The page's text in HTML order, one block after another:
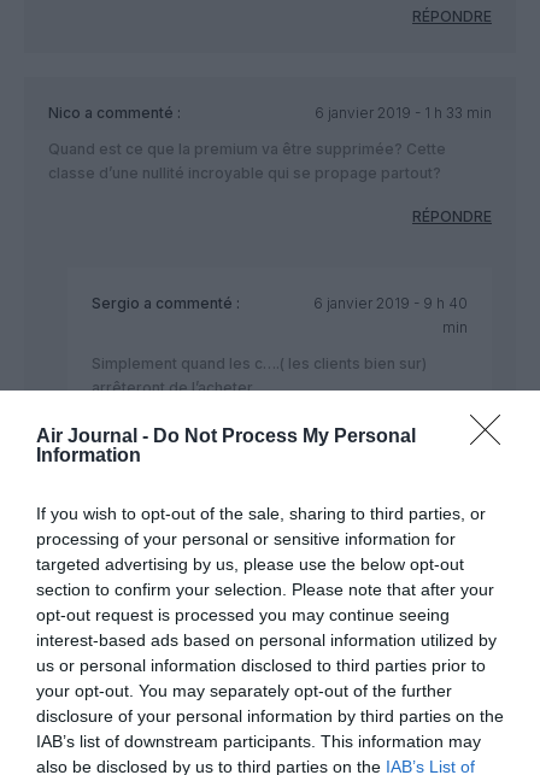
Air Journal - Do Not Process My Personal
Information
If you wish to opt-out of the sale, sharing to third parties, or
processing of your personal or sensitive information for
targeted advertising by us, please use the below opt-out
section to confirm your selection. Please note that after your
opt-out request is processed you may continue seeing
interest-based ads based on personal information utilized by
us or personal information disclosed to third parties prior to
your opt-out. You may separately opt-out of the further
disclosure of your personal information by third parties on the
IAB’s list of downstream participants. This information may
also be disclosed by us to third parties on the IAB’s List of
RÉPONDRE
Nico a commenté :
6 janvier 2019 - 1 h 33 min
Quand est ce que la premium va être supprimée? Cette
classe d’une nullité incroyable qui se propage partout?
RÉPONDRE
Sergio a commenté :
6 janvier 2019 - 9 h 40
min
Simplement quand les c….( les clients bien sur)
arrêteront de l’acheter.
RÉPONDRE
Backdoor&Pipeline
En effet Nico entièrement d’accord soit c’est l’éco soit la
business
RÉPONDRE